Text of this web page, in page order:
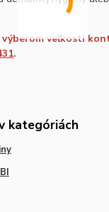
veľkosti
.
kategóriách